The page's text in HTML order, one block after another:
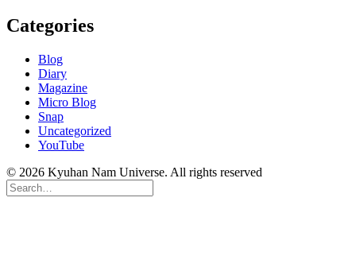
Categories
Blog
Diary
Magazine
Micro Blog
Snap
Uncategorized
YouTube
© 2026 Kyuhan Nam Universe. All rights reserved